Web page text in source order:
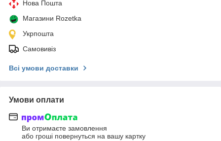
Нова Пошта
Магазини Rozetka
Укрпошта
Самовивіз
Всі умови доставки
Умови оплати
Ви отримаєте замовлення
або гроші повернуться на вашу картку